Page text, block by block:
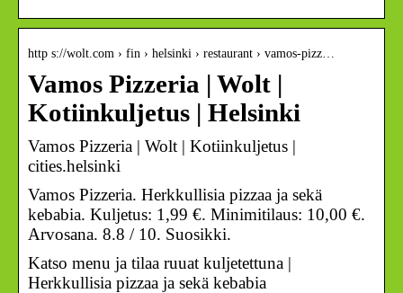
http s://wolt.com › fin › helsinki › restaurant › vamos-pizz…
Vamos Pizzeria | Wolt |
Kotiinkuljetus | Helsinki
Vamos Pizzeria | Wolt | Kotiinkuljetus |
cities.helsinki
Vamos Pizzeria. Herkkullisia pizzaa ja sekä
kebabia. Kuljetus: 1,99 €. Minimitilaus: 10,00 €.
Arvosana. 8.8 / 10. Suosikki.
Katso menu ja tilaa ruuat kuljetettuna |
Herkkullisia pizzaa ja sekä kebabia